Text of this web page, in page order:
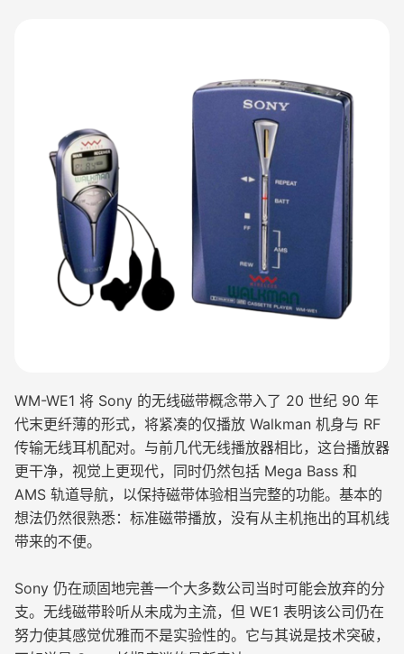
WM-WE1 将 Sony 的无线磁带概念带入了 20 世纪 90 年
代末更纤薄的形式，将紧凑的仅播放 Walkman 机身与 RF
传输无线耳机配对。与前几代无线播放器相比，这台播放器
更干净，视觉上更现代，同时仍然包括 Mega Bass 和
AMS 轨道导航，以保持磁带体验相当完整的功能。基本的
想法仍然很熟悉：标准磁带播放，没有从主机拖出的耳机线
带来的不便。
Sony 仍在顽固地完善一个大多数公司当时可能会放弃的分
支。无线磁带聆听从未成为主流，但 WE1 表明该公司仍在
努力使其感觉优雅而不是实验性的。它与其说是技术突破，